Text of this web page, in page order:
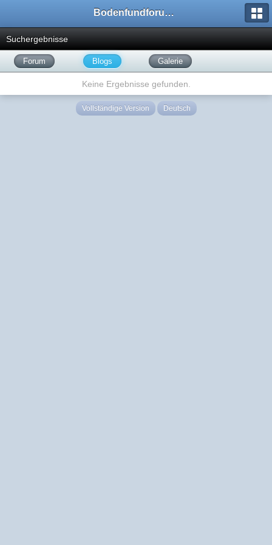
Bodenfundforum.com
Suchergebnisse
Forum Blogs Galerie
Keine Ergebnisse gefunden.
Vollständige Version Deutsch